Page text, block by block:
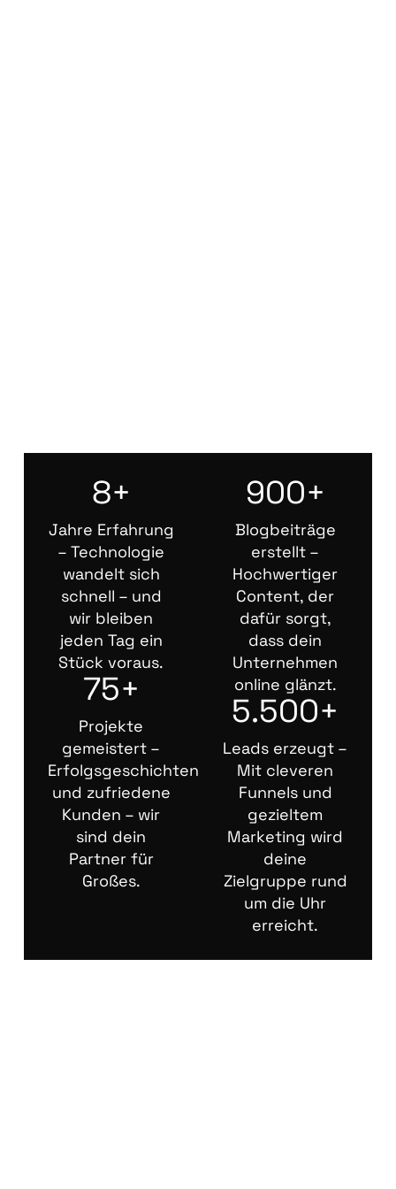
8+
Jahre Erfahrung
– Technologie
wandelt sich
schnell – und
wir bleiben
jeden Tag ein
Stück voraus.
75+
Projekte
gemeistert –
Erfolgsgeschichten
und zufriedene
Kunden – wir
sind dein
Partner für
Großes.
900+
Blogbeiträge
erstellt –
Hochwertiger
Content, der
dafür sorgt,
dass dein
Unternehmen
online glänzt.
5.500+
Leads erzeugt –
Mit cleveren
Funnels und
gezieltem
Marketing wird
deine
Zielgruppe rund
um die Uhr
erreicht.